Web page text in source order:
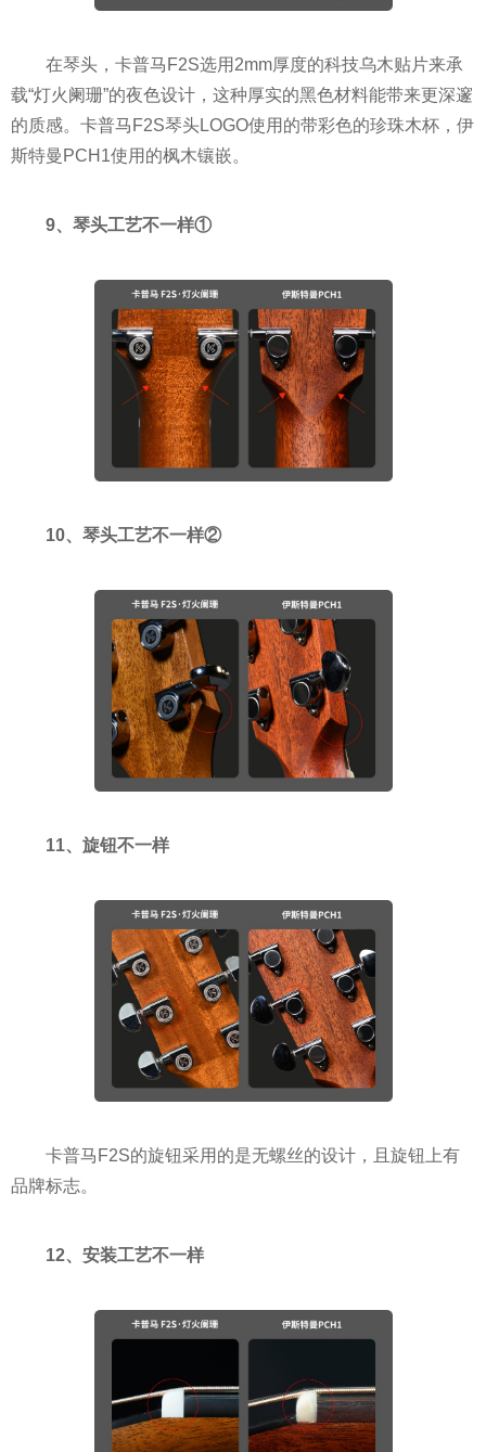
在琴头，卡普马F2S选用2mm厚度的科技乌木贴片来承
载“灯火阑珊”的夜色设计，这种厚实的黑色材料能带来更深邃
的质感。卡普马F2S琴头LOGO使用的带彩色的珍珠木杯，伊
斯特曼PCH1使用的枫木镶嵌。
9、琴头工艺不一样①
10、琴头工艺不一样②
11、旋钮不一样
卡普马F2S的旋钮采用的是无螺丝的设计，且旋钮上有
品牌标志。
12、安装工艺不一样